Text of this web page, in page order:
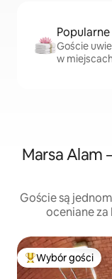
Goście
w
Marsa Alam
Goście są
oceniane
Najpopularniejsze
Wybór gości